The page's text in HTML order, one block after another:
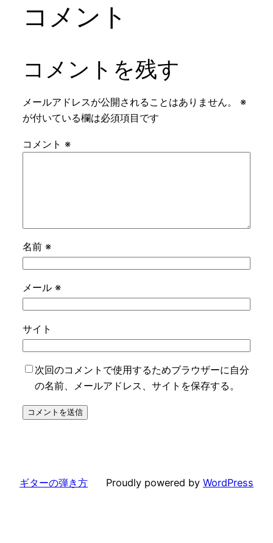
コメント
コメントを残す
メールアドレスが公開されることはありません。
※
が付いている欄は必須項目です
コメント ※
名前 ※
メール ※
サイト
次回のコメントで使用するためブラウザーに自分
の名前、メールアドレス、サイトを保存する。
ギターの弾き方 Proudly powered by WordPress